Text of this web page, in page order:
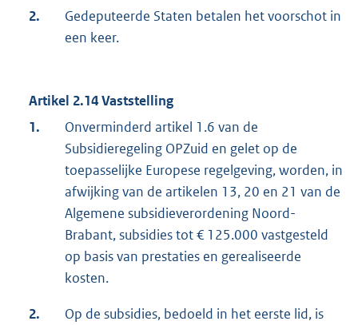
2.
Gedeputeerde Staten betalen het voorschot in
een keer.
Artikel 2.14 Vaststelling
1.
Onverminderd artikel 1.6 van de
Subsidieregeling OPZuid en gelet op de
toepasselijke Europese regelgeving, worden, in
afwijking van de artikelen 13, 20 en 21 van de
Algemene subsidieverordening Noord-
Brabant, subsidies tot € 125.000 vastgesteld
op basis van prestaties en gerealiseerde
kosten.
2.
Op de subsidies, bedoeld in het eerste lid, is